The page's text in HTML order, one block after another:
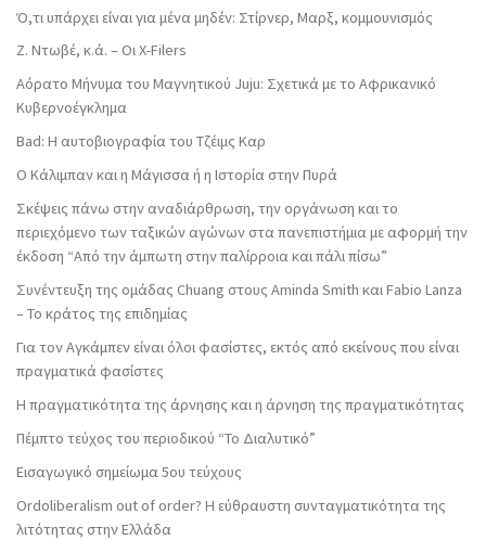
Ό,τι υπάρχει είναι για μένα μηδέν: Στίρνερ, Μαρξ, κομμουνισμός
Ζ. Ντωβέ, κ.ά. – Οι X-Filers
Αόρατο Μήνυμα του Μαγνητικού Juju: Σχετικά με το Αφρικανικό
Κυβερνοέγκλημα
Bad: Η αυτοβιογραφία του Τζέιμς Καρ
Ο Κάλιμπαν και η Μάγισσα ή η Ιστορία στην Πυρά
Σκέψεις πάνω στην αναδιάρθρωση, την οργάνωση και το
περιεχόμενο των ταξικών αγώνων στα πανεπιστήμια με αφορμή την
έκδοση “Από την άμπωτη στην παλίρροια και πάλι πίσω”
Συνέντευξη της ομάδας Chuang στους Aminda Smith και Fabio Lanza
– Το κράτος της επιδημίας
Για τον Αγκάμπεν είναι όλοι φασίστες, εκτός από εκείνους που είναι
πραγματικά φασίστες
Η πραγματικότητα της άρνησης και η άρνηση της πραγματικότητας
Πέμπτο τεύχος του περιοδικού “Το Διαλυτικό”
Εισαγωγικό σημείωμα 5ου τεύχους
Ordoliberalism out of order? Η εύθραυστη συνταγματικότητα της
λιτότητας στην Ελλάδα